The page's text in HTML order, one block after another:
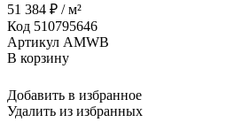
51 384 ₽ / м²
Код 510795646
Артикул AMWB
В корзину
Добавить в избранное
Удалить из избранных